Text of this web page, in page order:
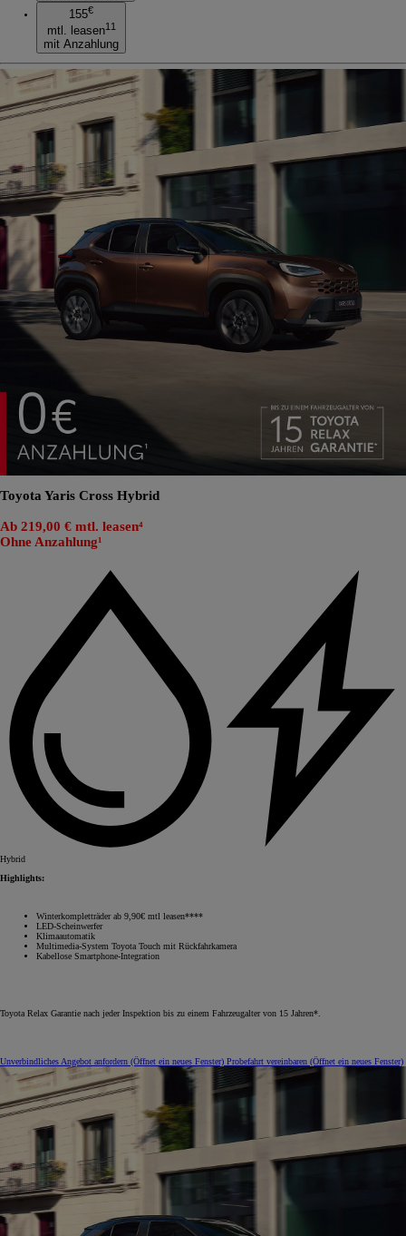
155€
mtl. leasen11
mit Anzahlung
Toyota Yaris Cross Hybrid
Ab 219,00 € mtl. leasen⁴
Ohne Anzahlung¹
Hybrid
Highlights:
Winterkompletträder ab 9,90€ mtl leasen****
LED-Scheinwerfer
Klimaautomatik
Multimedia-System Toyota Touch mit Rückfahrkamera
Kabellose Smartphone-Integration
Toyota Relax Garantie nach jeder Inspektion bis zu einem Fahrzeugalter von 15 Jahren*.
Unverbindliches Angebot anfordern (Öffnet ein neues Fenster) Probefahrt vereinbaren (Öffnet ein neues Fenster)